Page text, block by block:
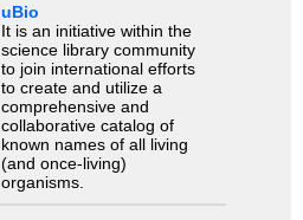
uBio
It is an initiative within the
science library community
to join international efforts
to create and utilize a
comprehensive and
collaborative catalog of
known names of all living
(and once-living)
organisms.